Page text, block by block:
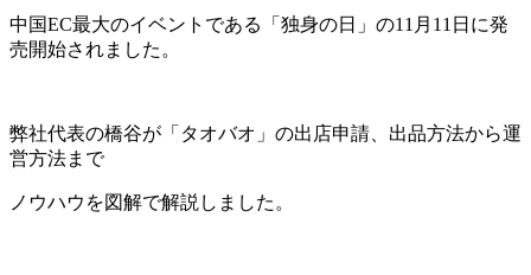
中国EC最大のイベントである「独身の日」の11月11日に発
売開始されました。
弊社代表の橋谷が「タオバオ」の出店申請、出品方法から運
営方法まで
ノウハウを図解で解説しました。